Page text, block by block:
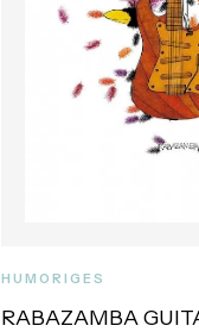
HUMORIGES
RABAZAMBA